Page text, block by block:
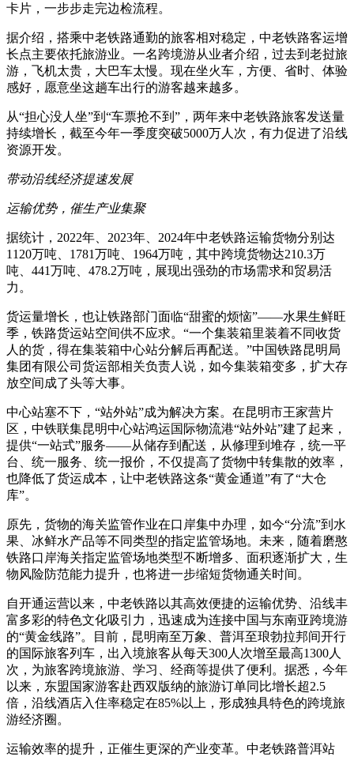
卡片，一步步走完边检流程。
据介绍，搭乘中老铁路通勤的旅客相对稳定，中老铁路客运增
长点主要依托旅游业。一名跨境游从业者介绍，过去到老挝旅
游，飞机太贵，大巴车太慢。现在坐火车，方便、省时、体验
感好，愿意坐这趟车出行的游客越来越多。
从“担心没人坐”到“车票抢不到”，两年来中老铁路旅客发送量
持续增长，截至今年一季度突破5000万人次，有力促进了沿线
资源开发。
带动沿线经济提速发展
运输优势，催生产业集聚
据统计，2022年、2023年、2024年中老铁路运输货物分别达
1120万吨、1781万吨、1964万吨，其中跨境货物达210.3万
吨、441万吨、478.2万吨，展现出强劲的市场需求和贸易活
力。
货运量增长，也让铁路部门面临“甜蜜的烦恼”——水果生鲜旺
季，铁路货运站空间供不应求。“一个集装箱里装着不同收货
人的货，得在集装箱中心站分解后再配送。”中国铁路昆明局
集团有限公司货运部相关负责人说，如今集装箱变多，扩大存
放空间成了头等大事。
中心站塞不下，“站外站”成为解决方案。在昆明市王家营片
区，中铁联集昆明中心站鸿运国际物流港“站外站”建了起来，
提供“一站式”服务——从储存到配送，从修理到堆存，统一平
台、统一服务、统一报价，不仅提高了货物中转集散的效率，
也降低了货运成本，让中老铁路这条“黄金通道”有了“大仓
库”。
原先，货物的海关监管作业在口岸集中办理，如今“分流”到水
果、冰鲜水产品等不同类型的指定监管场地。未来，随着磨憨
铁路口岸海关指定监管场地类型不断增多、面积逐渐扩大，生
物风险防范能力提升，也将进一步缩短货物通关时间。
自开通运营以来，中老铁路以其高效便捷的运输优势、沿线丰
富多彩的特色文化吸引力，迅速成为连接中国与东南亚跨境游
的“黄金线路”。目前，昆明南至万象、普洱至琅勃拉邦间开行
的国际旅客列车，出入境旅客从每天300人次增至最高1300人
次，为旅客跨境旅游、学习、经商等提供了便利。据悉，今年
以来，东盟国家游客赴西双版纳的旅游订单同比增长超2.5
倍，沿线酒店入住率稳定在85%以上，形成独具特色的跨境旅
游经济圈。
运输效率的提升，正催生更深的产业变革。中老铁路普洱站